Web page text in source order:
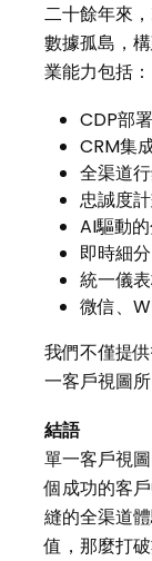
二十餘年來
數據孤島，
業能力包括：
CDP部署
CRM集
全渠道
忠誠度
AI驅動
即時細分
統一儀
微信、
我們不僅提
一客戶視圖所
結語
單一客戶視
個成功的客
縫的全渠道
值，那麼打